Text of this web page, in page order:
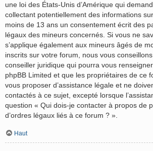
une loi des États-Unis d’Amérique qui
collectant potentiellement des informations
moins de 13 ans un consentement écrit des
légaux des mineurs concernés. Si vous ne
s’applique également aux mineurs âgés de
inscrits sur votre forum, nous vous
conseiller juridique qui pourra vous
phpBB Limited et que les propriétaires de ce
vous proposer d’assistance légale et ne
contactés à ce sujet, excepté lorsque
question « Qui dois-je contacter à propos de
d’ordres légaux liés à ce forum ? ».
Haut